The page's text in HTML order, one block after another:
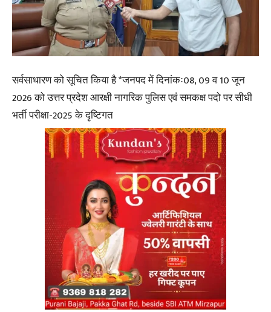
सर्वसाधारण को सूचित किया है *जनपद में दिनांकः08, 09 व 10 जून
2026 को उत्तर प्रदेश आरक्षी नागरिक पुलिस एवं समकक्ष पदो पर सीधी
भर्ती परीक्षा-2025 के दृष्टिगत